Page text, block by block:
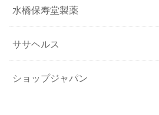
水橋保寿堂製薬
ササヘルス
ショップジャパン